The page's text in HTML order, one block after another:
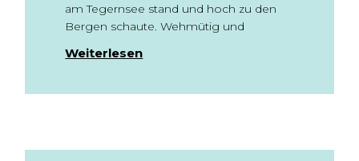
am Tegernsee stand und hoch zu den
Bergen schaute. Wehmütig und
Weiterlesen